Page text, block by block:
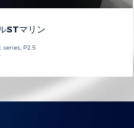
STマリン
series, P2.5